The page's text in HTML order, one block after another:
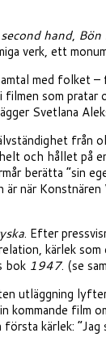
hand,
verk, ett
med
som
Svetlana
från
och hållet
berätta ”sin
när
. Efter
kärlek
bok 1947. (se
utläggning
kommande
kärlek: